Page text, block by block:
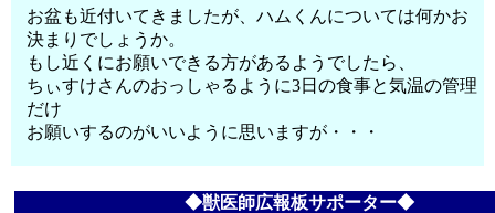
お盆も近付いてきましたが、ハムくんについては何かお
決まりでしょうか。
もし近くにお願いできる方があるようでしたら、
ちぃすけさんのおっしゃるように3日の食事と気温の管理
だけ
お願いするのがいいように思いますが・・・
◆獣医師広報板サポーター◆